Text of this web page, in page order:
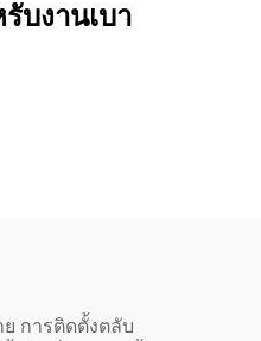
บงานเบา
การติดตั้งตลับ